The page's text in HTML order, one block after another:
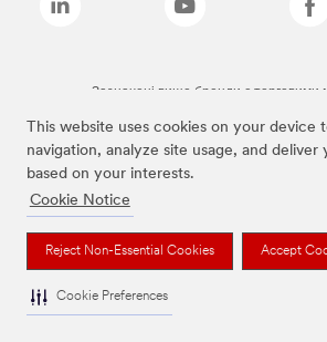
This website uses cookies on your device
navigation, analyze site usage, and deliver
based on your interests.
Cookie Notice
Reject Non-Essential Cookies Accept
Cookie Preferences
Зазначені вище бренди є торговими